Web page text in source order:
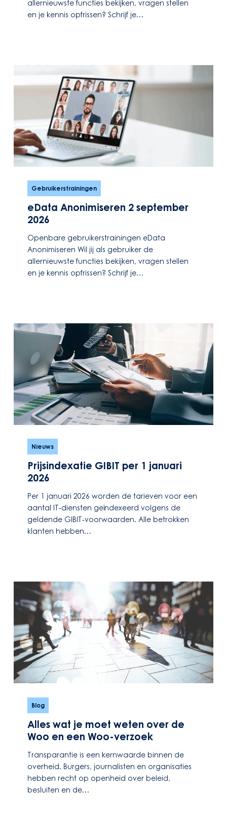
allernieuwste functies bekijken, vragen stellen
en je kennis opfrissen? Schrijf je…
september
2026
Gebruikerstrainingen
eData Anonimiseren 2 september
2026
Openbare gebruikerstrainingen eData
Anonimiseren Wil jij als gebruiker de
allernieuwste functies bekijken, vragen stellen
en je kennis opfrissen? Schrijf je…
januari
Nieuws
Prijsindexatie GIBIT per 1 januari
2026
Per 1 januari 2026 worden de tarieven voor een
aantal IT-diensten geïndexeerd volgens de
geldende GIBIT-voorwaarden. Alle betrokken
klanten hebben…
moet
weten
Woo
Blog
Alles wat je moet weten over de
Woo en een Woo-verzoek
Transparantie is een kernwaarde binnen de
overheid. Burgers, journalisten en organisaties
hebben recht op openheid over beleid,
besluiten en de…